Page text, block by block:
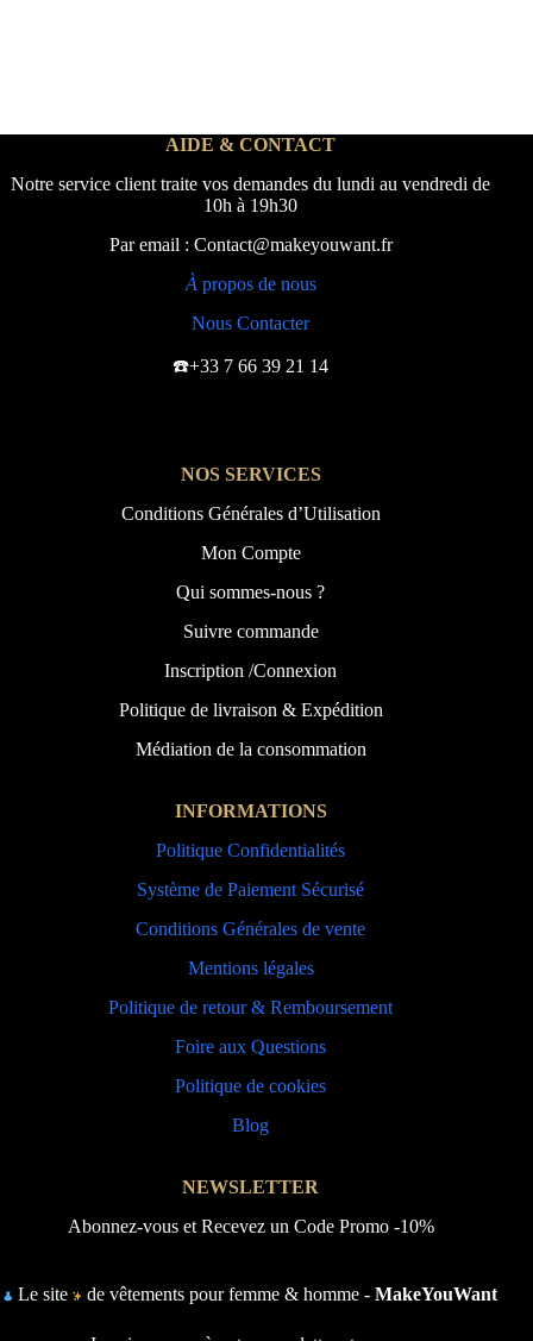
AIDE & CONTACT
Notre service client traite vos demandes du lundi au vendredi de
10h à 19h30
Par email : Contact@makeyouwant.fr
À propos de nous
Nous Contacter
☎️+33 7 66 39 21 14
NOS SERVICES
Conditions Générales d’Utilisation
Mon Compte
Qui sommes-nous ?
Suivre commande
Inscription /Connexion
Politique de livraison & Expédition
Médiation de la consommation
INFORMATIONS
Politique Confidentialités
Système de Paiement Sécurisé
Conditions Générales de vente
Mentions légales
Politique de retour & Remboursement
Foire aux Questions
Politique de cookies
Blog
NEWSLETTER
Abonnez-vous et Recevez un Code Promo -10%
Le site de vêtements pour femme & homme -MakeYouWant